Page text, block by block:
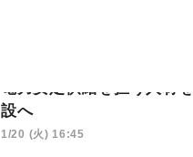
電力安定供給を担う人材
設へ
1/20 (火) 16:45